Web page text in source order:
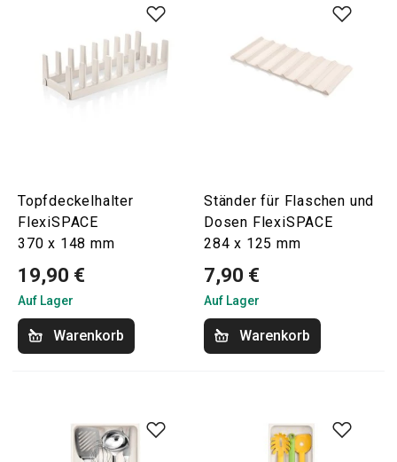
Topfdeckelhalter
FlexiSPACE
370 x 148 mm
19,90 €
Auf Lager
Warenkorb
Ständer für Flaschen und
Dosen FlexiSPACE
284 x 125 mm
7,90 €
Auf Lager
Warenkorb